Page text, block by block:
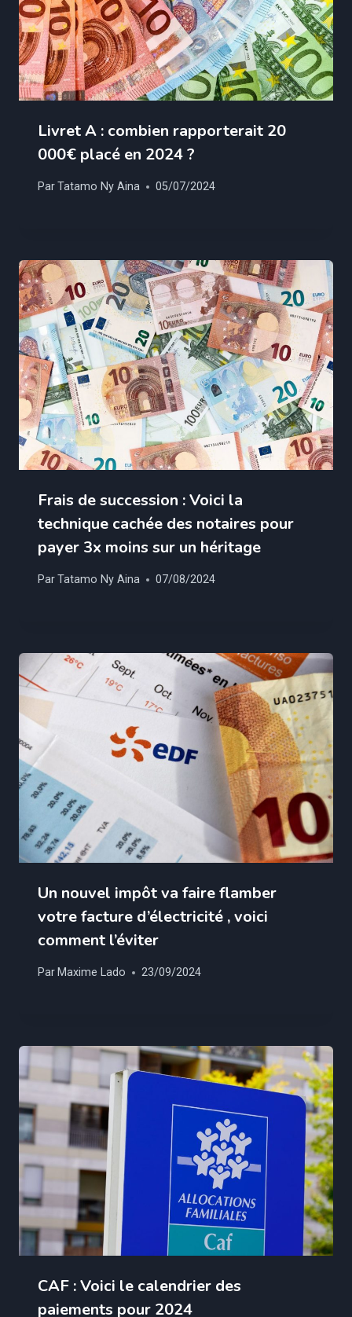
Livret A : combien rapporterait 20
000€ placé en 2024 ?
ParTatamo Ny Aina 05/07/2024
Frais de succession : Voici la
technique cachée des notaires pour
payer 3x moins sur un héritage
ParTatamo Ny Aina 07/08/2024
Un nouvel impôt va faire flamber
votre facture d’électricité , voici
comment l’éviter
Par Maxime Lado 23/09/2024
CAF : Voici le calendrier des
paiements pour 2024